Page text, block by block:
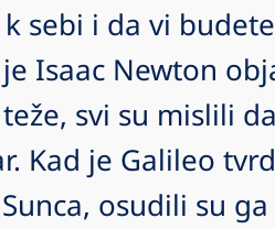
sebi i da vi
Isaac Newton
svi su mislili
Kad je Galileo
osudili su